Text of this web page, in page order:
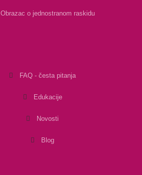
Obrazac o jednostranom raskidu
FAQ - česta pitanja
Edukacije
Novosti
Blog